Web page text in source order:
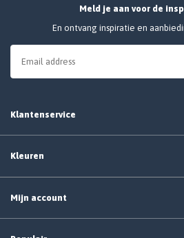
Meld je aan voor de
En ontvang inspiratie en
Klantenservice
Kleuren
Mijn account